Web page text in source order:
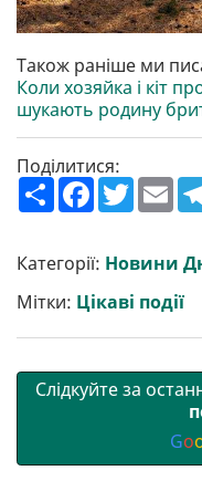
Також раніше ми
Коли хозяйка і кіт
шукають родину
Поділитися:
П
о
р
и
и
F
a
b
o
o
k
T
w
t
e
E
m
l
Категорії: Новини
Мітки: Цікаві події
Слідкуйте за
Go